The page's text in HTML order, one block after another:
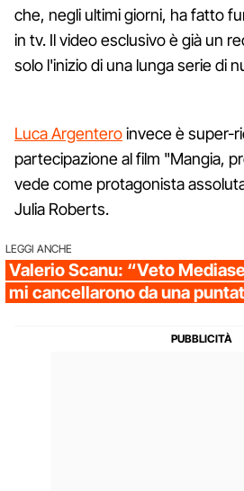
che, negli ultimi giorni, ha fatto
in tv. Il video esclusivo è già un
solo l'inizio di una lunga serie di
Luca Argenteroinvece è super-
partecipazione al film "Mangia,
vede come protagonista
Julia Roberts.
LEGGI ANCHE
Valerio Scanu: “Veto
mi cancellarono da una